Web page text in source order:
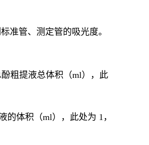
准管、测定管的吸光度。
粗提液总体积（ml），此
体积（ml），此处为 1，